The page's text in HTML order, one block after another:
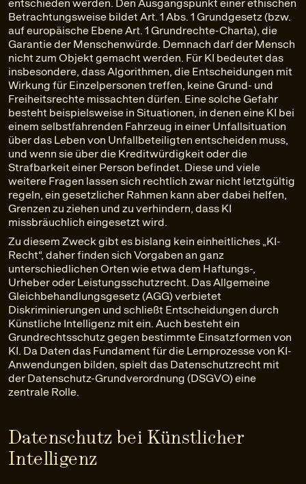
entschieden werden. Den Ausgangspunkt einer ethischen
Betrachtungsweise bildet Art. 1 Abs. 1 Grundgesetz (bzw.
auf europäische Ebene Art. 1 Grundrechte-Charta), die
Garantie der Menschenwürde. Demnach darf der Mensch
nicht zum Objekt gemacht werden. Für KI bedeutet das
insbesondere, dass Algorithmen, die Entscheidungen mit
Wirkung für Einzelpersonen treffen, keine Grund- und
Freiheitsrechte missachten dürfen. Eine solche Gefahr
besteht beispielsweise in Situationen, in denen eine KI bei
einem selbstfahrenden Fahrzeug in einer Unfallsituation
über das Leben von Unfallbeteiligten entscheiden muss,
und wenn sie über die Kreditwürdigkeit oder die
Strafbarkeit einer Person befindet. Diese und viele
weitere Fragen lassen sich rechtlich zwar nicht letztgültig
regeln, ein gesetzlicher Rahmen kann aber dabei helfen,
Grenzen zu ziehen und zu verhindern, dass KI
missbräuchlich eingesetzt wird.
Zu diesem Zweck gibt es bislang kein einheitliches „KI-
Recht“, daher finden sich Vorgaben an ganz
unterschiedlichen Orten wie etwa dem Haftungs-,
Urheber oder Leistungsschutzrecht. Das Allgemeine
Gleichbehandlungsgesetz (AGG) verbietet
Diskriminierungen und schließt Entscheidungen durch
Künstliche Intelligenz mit ein. Auch besteht ein
Grundrechtsschutz gegen bestimmte Einsatzformen von
KI. Da Daten das Fundament für die Lernprozesse von KI-
Anwendungen bilden, spielt das Datenschutzrecht mit
der Datenschutz-Grundverordnung (DSGVO) eine
zentrale Rolle.
Datenschutz bei Künstlicher
Intelligenz